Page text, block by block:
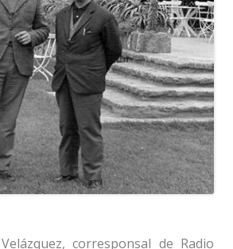
corresponsal de Radio